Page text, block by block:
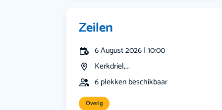
Zeilen
6 August 2026 | 10:00
Kerkdriel,...
6 plekken beschikbaar
Overig